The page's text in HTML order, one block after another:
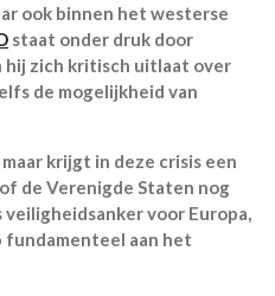
ook binnen het westerse
staat onder druk door
hij zich kritisch uitlaat over
de mogelijkheid van
krijgt in deze crisis een
de Verenigde Staten nog
voor Europa,
aan het